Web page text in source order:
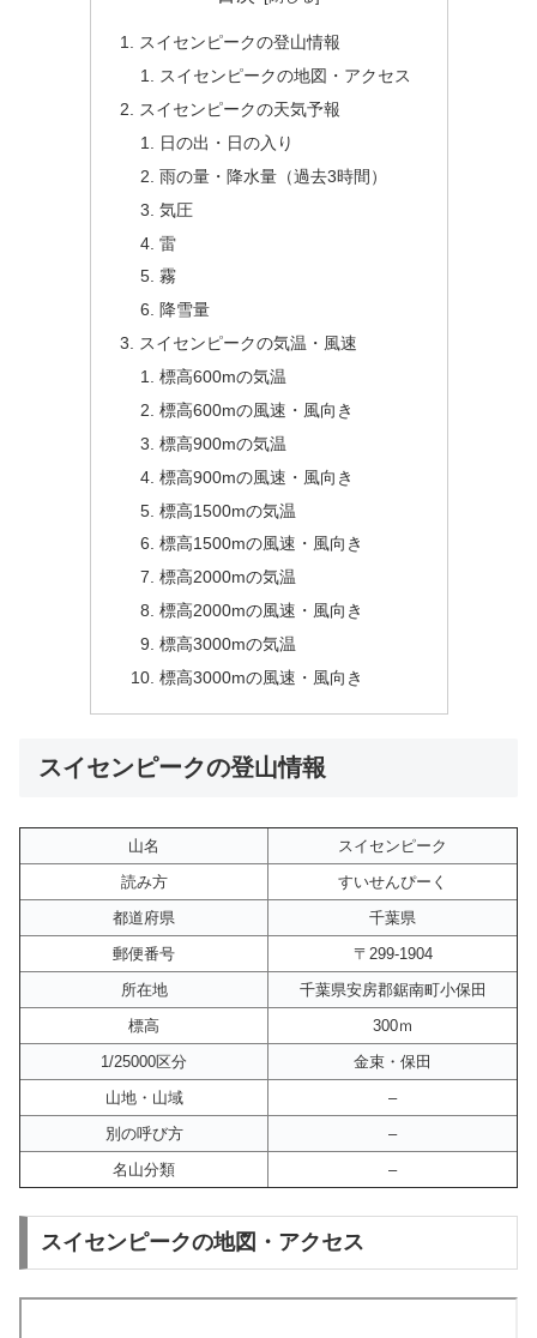
スイセンピークの登山情報
スイセンピークの地図・アクセス
スイセンピークの天気予報
日の出・日の入り
雨の量・降水量（過去3時間）
気圧
雷
霧
降雪量
スイセンピークの気温・風速
標高600mの気温
標高600mの風速・風向き
標高900mの気温
標高900mの風速・風向き
標高1500mの気温
標高1500mの風速・風向き
標高2000mの気温
標高2000mの風速・風向き
標高3000mの気温
標高3000mの風速・風向き
スイセンピークの登山情報
山名
スイセンピーク
読み方
すいせんぴーく
都道府県
千葉県
郵便番号
〒299-1904
所在地
千葉県安房郡鋸南町小保田
標高
300ｍ
1/25000区分
金束・保田
山地・山域
–
別の呼び方
–
名山分類
–
スイセンピークの地図・アクセス